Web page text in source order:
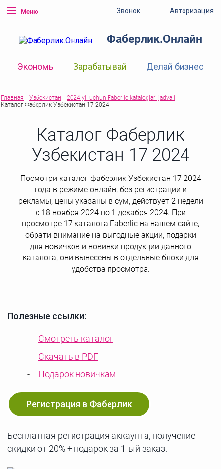
Меню Звонок Авторизация
Фаберлик.Онлайн
Экономь Зарабатывай Делай бизнес
Главная - Узбекистан - 2024 yil uchun Faberlic kataloglari jadvali -
Каталог Фаберлик Узбекистан 17 2024
Каталог Фаберлик
Узбекистан 17 2024
Посмотри каталог фаберлик Узбекистан 17 2024
года в режиме онлайн, без регистрации и
рекламы, цены указаны в сум, действует 2 недели
с 18 ноября 2024 по 1 декабря 2024. При
просмотре 17 каталога Faberlic на нашем сайте,
обрати внимание на выгодные акции, подарки
для новичков и новинки продукции данного
каталога, они вынесены в отдельные блоки для
удобства просмотра.
Полезные ссылки:
Смотреть каталог
Скачать в PDF
Подарок новичкам
Регистрация в Фаберлик
Бесплатная регистрация аккаунта, получение
скидки от 20% + подарок за 1-ый заказ.